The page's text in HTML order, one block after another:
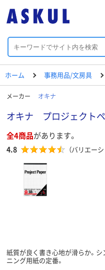
ホーム 事務用品/文房具
メーカー オキナ
オキナ プロジェクト
全4商品があります。
4.8 （バリエー
紙質が良く書き心地が滑らか。
ニング用紙の定番。